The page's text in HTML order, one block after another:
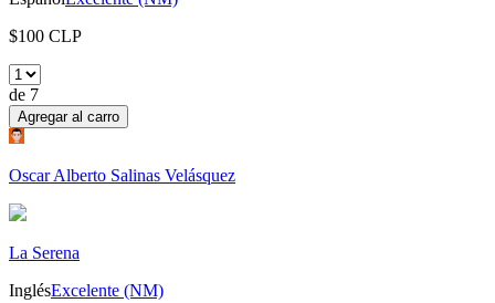
$100 CLP
de 7
Agregar al carro
Oscar Alberto Salinas Velásquez
La Serena
InglésExcelente (NM)